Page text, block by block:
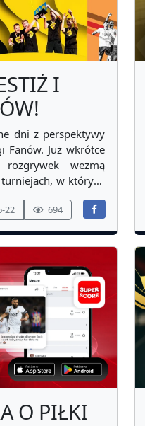
I
dni z perspektywy
Fanów. Już wkrótce
rozgrywek wezmą
w których
do
Kto i w jakim
22 694
O PIŁKI